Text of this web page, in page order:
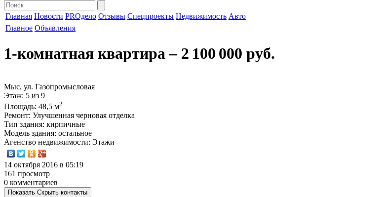
Главная Новости PROдело Отзывы Спецпроекты Недвижимость Авто
Главное Объявления
1-комнатная квартира‒ 2 100 000 руб.
Мыс, ул. Газопромысловая
Этаж: 5 из 9
Площадь: 48,5 м2
Ремонт: Улучшенная черновая отделка
Тип здания: кирпичные
Модель здания: остальное
Агенство недвижимости: Этажи
14 октября 2016 в 05:19
161 просмотр
0 комментариев
Показать Скрыть контакты